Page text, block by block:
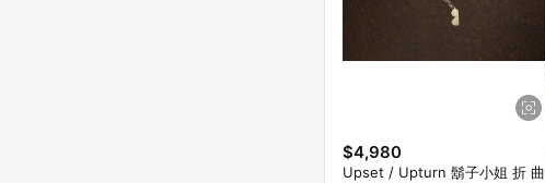
$4,980
Upset / Upturn 鬍子小姐 折 曲